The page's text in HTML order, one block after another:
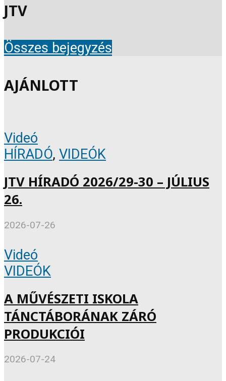
JTV
Összes bejegyzés
AJÁNLOTT
Videó
HÍRADÓ, VIDEÓK
JTV HÍRADÓ 2026/29-30 – JÚLIUS
26.
2026-07-26
Videó
VIDEÓK
A MŰVÉSZETI ISKOLA
TÁNCTÁBORÁNAK ZÁRÓ
PRODUKCIÓI
2026-07-24